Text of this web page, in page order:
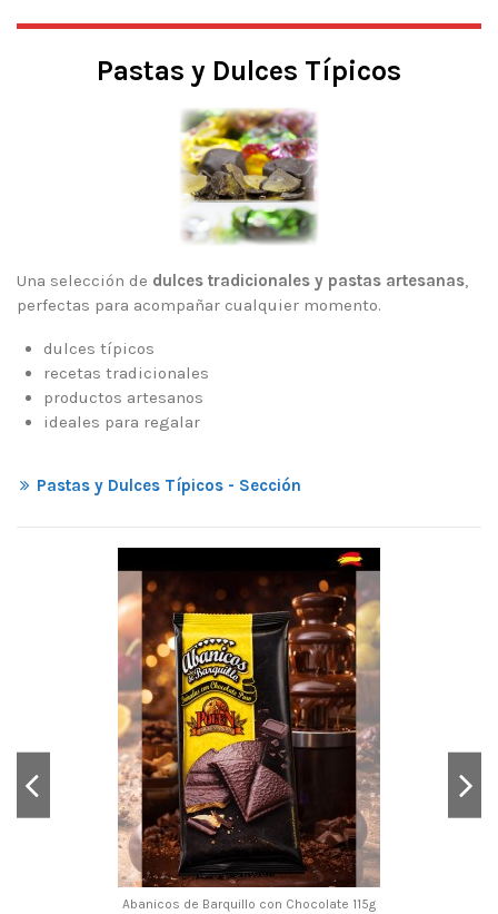
Pastas y Dulces Típicos
Una selección de dulces tradicionales y pastas artesanas,
perfectas para acompañar cualquier momento.
dulces típicos
recetas tradicionales
productos artesanos
ideales para regalar
Pastas y Dulces Típicos - Sección
Abanicos de Barquillo con Chocolate 115g